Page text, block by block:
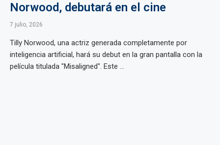
Norwood, debutará en el cine
7 julio, 2026
Tilly Norwood, una actriz generada completamente por
inteligencia artificial, hará su debut en la gran pantalla con la
película titulada "Misaligned". Este ...